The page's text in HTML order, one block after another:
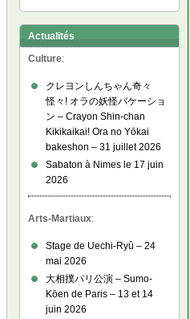
Actualités
Culture:
クレヨンしんちゃん奇々
怪々! オラの妖怪バケーショ
ン – Crayon Shin-chan
Kikikaikai! Ora no Yōkai
bakeshon – 31 juillet 2026
Sabaton à Nimes le 17 juin
2026
Arts-Martiaux:
Stage de Uechi-Ryû – 24
mai 2026
大相撲パリ公演 – Sumo-
Kōen de Paris – 13 et 14
juin 2026